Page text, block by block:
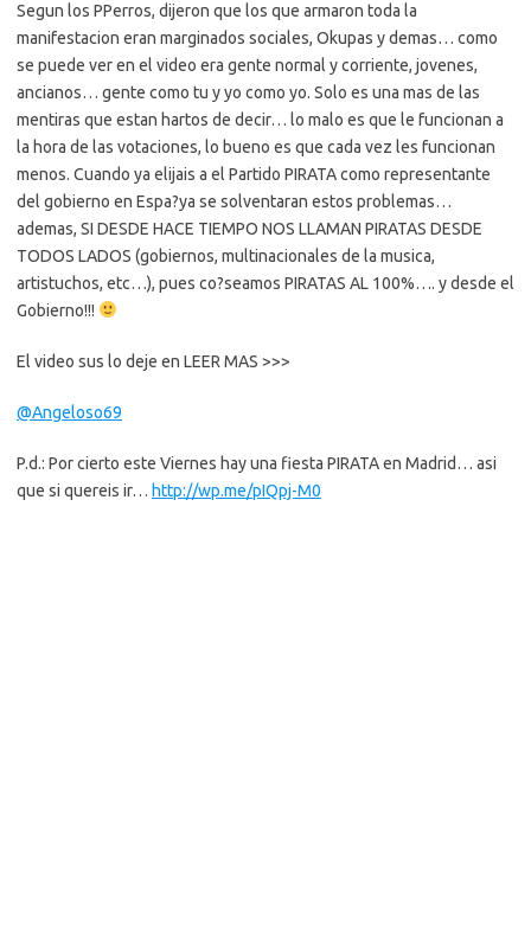
Segun los PPerros, dijeron que los que armaron toda la
manifestacion eran marginados sociales, Okupas y demas… como
se puede ver en el video era gente normal y corriente, jovenes,
ancianos… gente como tu y yo como yo. Solo es una mas de las
mentiras que estan hartos de decir… lo malo es que le funcionan a
la hora de las votaciones, lo bueno es que cada vez les funcionan
menos. Cuando ya elijais a el Partido PIRATA como representante
del gobierno en Espa?ya se solventaran estos problemas…
ademas, SI DESDE HACE TIEMPO NOS LLAMAN PIRATAS DESDE
TODOS LADOS (gobiernos, multinacionales de la musica,
artistuchos, etc…), pues co?seamos PIRATAS AL 100%…. y desde el
Gobierno!!!
El video sus lo deje en LEER MAS >>>
@Angeloso69
P.d.: Por cierto este Viernes hay una fiesta PIRATA en Madrid… asi
que si quereis ir… http://wp.me/pIQpj-M0